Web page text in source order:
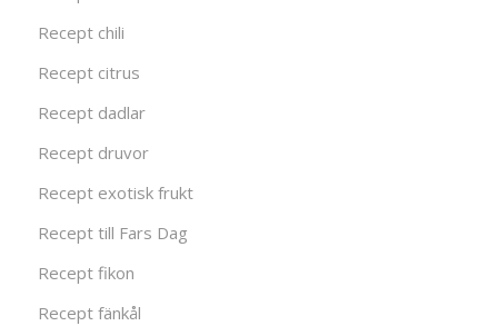
Recept chili
Recept citrus
Recept dadlar
Recept druvor
Recept exotisk frukt
Recept till Fars Dag
Recept fikon
Recept fänkål